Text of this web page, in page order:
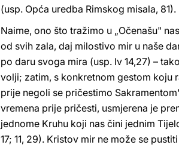
(usp. Opća uredba Rimskog misala, 81).
Naime, ono što tražimo u „Očenašu"
od svih zala, daj milostivo mir u naše
po daru svoga mira (usp. Iv 14,27) –
volji; zatim, s konkretnom gestom koju
prije negoli se pričestimo
vremena prije pričesti, usmjerena je
jednome Kruhu koji nas čini jednim
17; 11, 29). Kristov mir ne može se